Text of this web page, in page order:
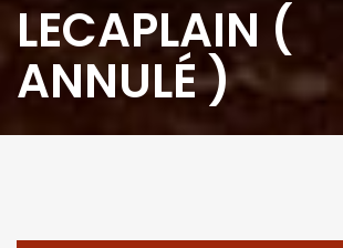
LECAPLAIN (
ANNULÉ )